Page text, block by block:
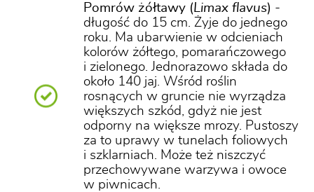
Pomrów żółtawy (Limax flavus) -
długość do 15 cm. Żyje do jednego
roku. Ma ubarwienie w odcieniach
kolorów żółtego, pomarańczowego
i zielonego. Jednorazowo składa do
około 140 jaj. Wśród roślin
rosnących w gruncie nie wyrządza
większych szkód, gdyż nie jest
odporny na większe mrozy. Pustoszy
za to uprawy w tunelach foliowych
i szklarniach. Może też niszczyć
przechowywane warzywa i owoce
w piwnicach.